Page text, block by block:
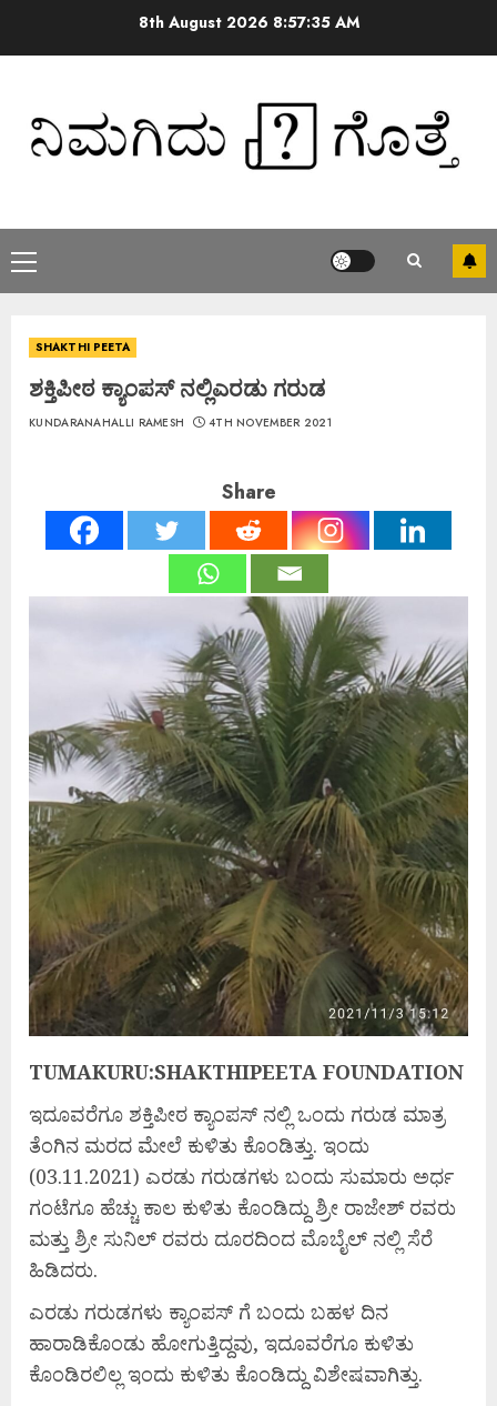
8th August 2026 8:57:35 AM
SHAKTHI PEETA
ಶಕ್ತಿಪೀಠ ಕ್ಯಾಂಪಸ್ ನಲ್ಲಿಎರಡು ಗರುಡ
KUNDARANAHALLI RAMESH 4TH NOVEMBER 2021
Share
TUMAKURU:SHAKTHIPEETA FOUNDATION
ಇದೂವರೆಗೂ ಶಕ್ತಿಪೀಠ ಕ್ಯಾಂಪಸ್ ನಲ್ಲಿ ಒಂದು ಗರುಡ ಮಾತ್ರ
ತೆಂಗಿನ ಮರದ ಮೇಲೆ ಕುಳಿತು ಕೊಂಡಿತ್ತು. ಇಂದು
(03.11.2021) ಎರಡು ಗರುಡಗಳು ಬಂದು ಸುಮಾರು ಅರ್ಧ
ಗಂಟೆಗೂ ಹೆಚ್ಚು ಕಾಲ ಕುಳಿತು ಕೊಂಡಿದ್ದು ಶ್ರೀ ರಾಜೇಶ್ ರವರು
ಮತ್ತು ಶ್ರೀ ಸುನಿಲ್ ರವರು ದೂರದಿಂದ ಮೊಬೈಲ್ ನಲ್ಲಿ ಸೆರೆ
ಹಿಡಿದರು.
ಎರಡು ಗರುಡಗಳು ಕ್ಯಾಂಪಸ್ ಗೆ ಬಂದು ಬಹಳ ದಿನ
ಹಾರಾಡಿಕೊಂಡು ಹೋಗುತ್ತಿದ್ದವು, ಇದೂವರೆಗೂ ಕುಳಿತು
ಕೊಂಡಿರಲಿಲ್ಲ ಇಂದು ಕುಳಿತು ಕೊಂಡಿದ್ದು ವಿಶೇಷವಾಗಿತ್ತು.